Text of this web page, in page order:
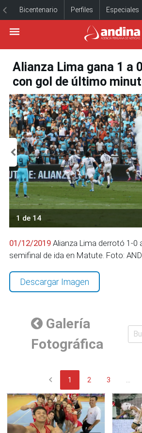
Bicentenario Perfiles Especiales
Alianza Lima gana 1 a
con gol de último
1 de 14
01/12/2019 Alianza Lima derrotó 1-0
semifinal de ida en Matute. Foto:
Descargar Imagen
Galería
Fotográfica
chevron_left 1 2 3